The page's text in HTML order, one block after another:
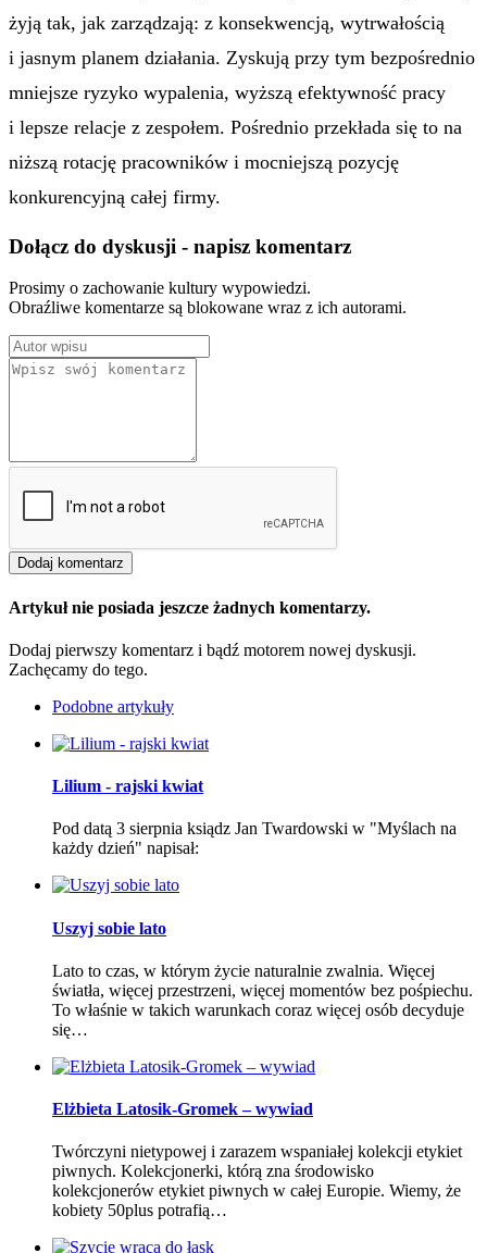
żyją tak, jak zarządzają: z konsekwencją, wytrwałością
i jasnym planem działania. Zyskują przy tym bezpośrednio
mniejsze ryzyko wypalenia, wyższą efektywność pracy
i lepsze relacje z zespołem. Pośrednio przekłada się to na
niższą rotację pracowników i mocniejszą pozycję
konkurencyjną całej firmy.
Dołącz do dyskusji - napisz komentarz
Prosimy o zachowanie kultury wypowiedzi.
Obraźliwe komentarze są blokowane wraz z ich autorami.
Artykuł nie posiada jeszcze żadnych komentarzy.
Dodaj pierwszy komentarz i bądź motorem nowej dyskusji.
Zachęcamy do tego.
Podobne artykuły
Lilium - rajski kwiat
Pod datą 3 sierpnia ksiądz Jan Twardowski w "Myślach na
każdy dzień" napisał:
Uszyj sobie lato
Lato to czas, w którym życie naturalnie zwalnia. Więcej
światła, więcej przestrzeni, więcej momentów bez pośpiechu.
To właśnie w takich warunkach coraz więcej osób decyduje
się…
Elżbieta Latosik-Gromek – wywiad
Twórczyni nietypowej i zarazem wspaniałej kolekcji etykiet
piwnych. Kolekcjonerki, którą zna środowisko
kolekcjonerów etykiet piwnych w całej Europie. Wiemy, że
kobiety 50plus potrafią…